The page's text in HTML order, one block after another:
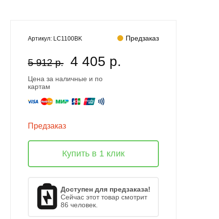
Артикул: LC1100BK Предзаказ
5 912 р. 4 405 р.
Цена за наличные и по
картам
Предзаказ
Купить в 1 клик
Доступен для предзаказа!
Сейчас этот товар смотрит
86 человек.